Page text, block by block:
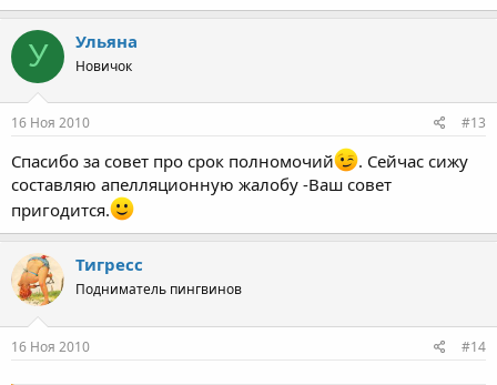
У Ульяна
Новичок
16 Ноя 2010 #13
Спасибо за совет про срок полномочий
. Сейчас сижу
составляю апелляционную жалобу -Ваш совет
пригодится.
Тигресс
Подниматель пингвинов
16 Ноя 2010 #14